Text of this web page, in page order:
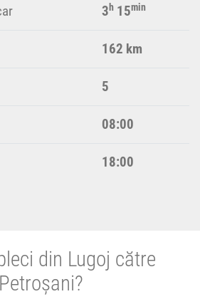
3h 15min
162 km
5
08:00
18:00
din Lugoj către
Petroșani?